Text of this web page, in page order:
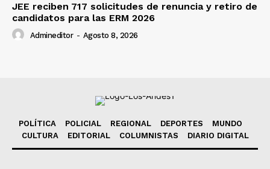
JEE reciben 717 solicitudes de renuncia y retiro de
candidatos para las ERM 2026
Admineditor - Agosto 8, 2026
POLÍTICA POLICIAL REGIONAL DEPORTES
MUNDO
CULTURA
EDITORIAL COLUMNISTAS DIARIO DIGITAL